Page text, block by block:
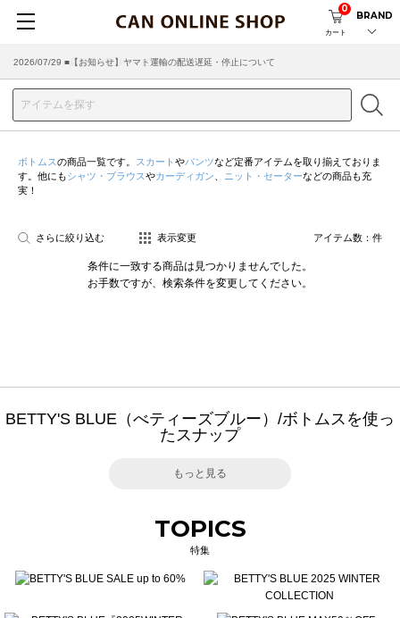
カート
0
BRAND
2026/07/29 ■【お知らせ】ヤマト運輸の配送遅延・停止について
2026/03/18 ■店舗受け取りサービスのご案内
ボトムスの商品一覧です。 スカート やパンツなど定番アイテムを取り揃えておりま
す。他にもシャツ・ブラウスやカーディガン ニット・セーターなどの商品も充
実！
さらに絞り込む 表示変更 アイテム数： 件
条件に一致する商品は見つかりませんでした。
お手数ですが、検索条件を変更してください。
BETTY'S BLUE（べティーズブルー）/ボトムスを使っ
たスナップ
もっと見る
TOPICS
特集